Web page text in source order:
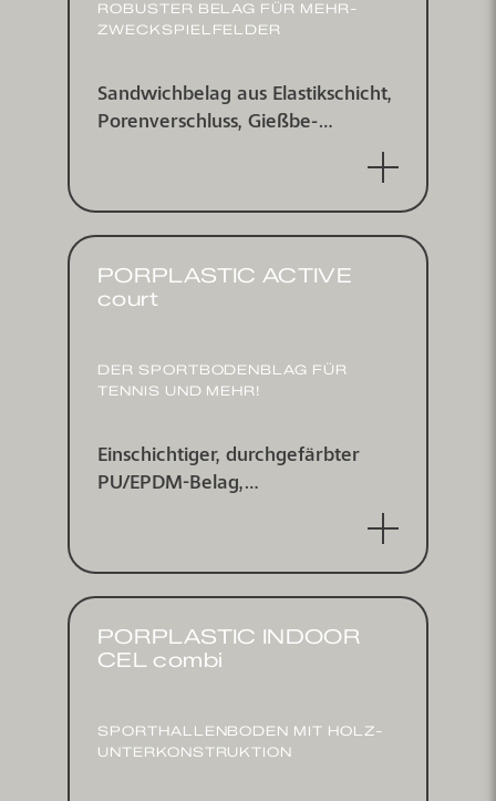
ROBUSTER BELAG FÜR MEHR­
ZWECK­SPIEL­FELDER
Sandwich­belag aus Elastik­schicht,
Poren­ver­schluss, Gieß­be­
schichtung und multitop-Spritz­be­
PORPLASTIC ACTIVE
court
DER SPORT­BODEN­BLAG FÜR
TENNIS UND MEHR!
Einschichtiger, durch­ge­färbter
PU/EPDM-Belag,
PORPLASTIC INDOOR
CEL combi
SPORT­HALLEN­BODEN MIT HOLZ­
UNTER­KONSTRUKTION